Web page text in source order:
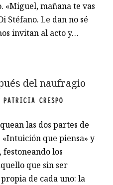
«Miguel, mañana te vas
Stéfano. Le dan no sé
invitan al acto y…
del naufragio
PATRICIA CRESPO
las dos partes de
«Intuición que piensa» y
festoneando los
que sin ser
de cada uno: la